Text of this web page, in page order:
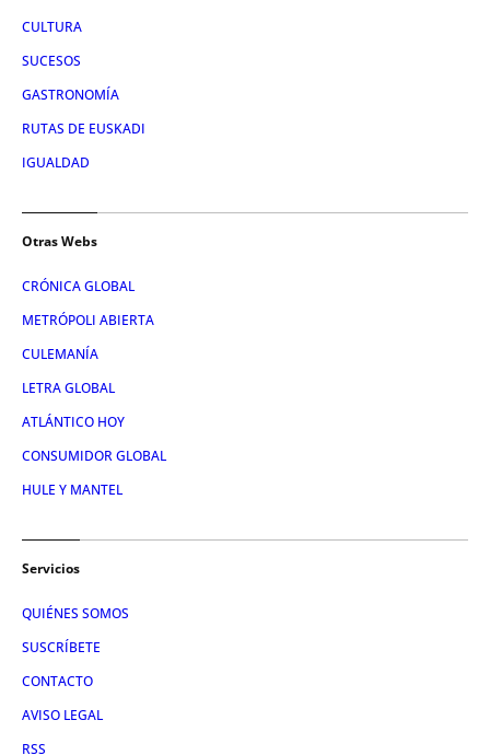
CULTURA
SUCESOS
GASTRONOMÍA
RUTAS DE EUSKADI
IGUALDAD
Otras Webs
CRÓNICA GLOBAL
METRÓPOLI ABIERTA
CULEMANÍA
LETRA GLOBAL
ATLÁNTICO HOY
CONSUMIDOR GLOBAL
HULE Y MANTEL
Servicios
QUIÉNES SOMOS
SUSCRÍBETE
CONTACTO
AVISO LEGAL
RSS